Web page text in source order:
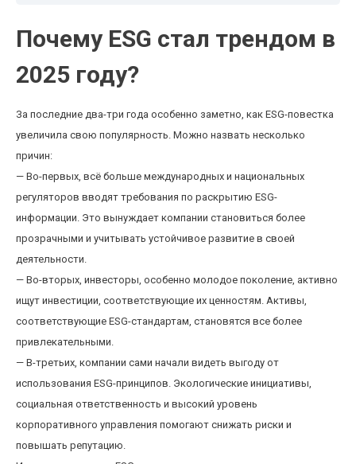
Почему ESG стал трендом в
2025 году?
За последние два-три года особенно заметно, как ESG-повестка
увеличила свою популярность. Можно назвать несколько
причин:
— Во-первых, всё больше международных и национальных
регуляторов вводят требования по раскрытию ESG-
информации. Это вынуждает компании становиться более
прозрачными и учитывать устойчивое развитие в своей
деятельности.
— Во-вторых, инвесторы, особенно молодое поколение, активно
ищут инвестиции, соответствующие их ценностям. Активы,
соответствующие ESG-стандартам, становятся все более
привлекательными.
— В-третьих, компании сами начали видеть выгоду от
использования ESG-принципов. Экологические инициативы,
социальная ответственность и высокий уровень
корпоративного управления помогают снижать риски и
повышать репутацию.